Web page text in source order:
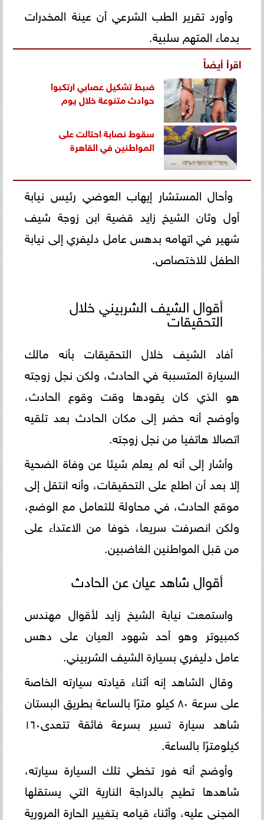
وأورد تقرير الطب الشرعي أن عينة المخدرات
بدماء المتهم سلبية.
اقرأ أيضاً
ضبط تشكيل عصابي ارتكبوا
حوادث متنوعة خلال يوم
سقوط نصابة احتالت على
المواطنين في القاهرة
وأحال المستشار إيهاب العوضي رئيس نيابة
أول وثان الشيخ زايد قضية ابن زوجة شيف
شهير في اتهامه بدهس عامل دليفري إلى نيابة
الطفل للاختصاص.
أقوال الشيف الشربيني خلال
التحقيقات
أفاد الشيف خلال التحقيقات بأنه مالك
السيارة المتسببة في الحادث، ولكن نجل زوجته
هو الذي كان يقودها وقت وقوع الحادث،
وأوضح أنه حضر إلى مكان الحادث بعد تلقيه
اتصالا هاتفيا من نجل زوجته.
وأشار إلى أنه لم يعلم شيئا عن وفاة الضحية
إلا بعد أن اطلع على التحقيقات، وأنه انتقل إلى
موقع الحادث، في محاولة للتعامل مع الوضع،
ولكن انصرفت سريعا، خوفا من الاعتداء على
من قبل المواطنين الغاضبين.
أقوال شاهد عيان عن الحادث
واستمعت نيابة الشيخ زايد لأقوال مهندس
كمبيوتر وهو أحد شهود العيان على دهس
عامل دليفري بسيارة الشيف الشربيني.
وقال الشاهد إنه أثناء قيادته سيارته الخاصة
على سرعة ٨٠ كيلو مترًا بالساعة بطريق البستان
شاهد سيارة تسير بسرعة فائقة تتعدى١٦٠
كيلومترًا بالساعة.
وأوضح أنه فور تخطي تلك السيارة سيارته،
شاهدها تطيح بالدراجة النارية التي يستقلها
المجني عليه، وأثناء قيامه بتغيير الحارة المرورية